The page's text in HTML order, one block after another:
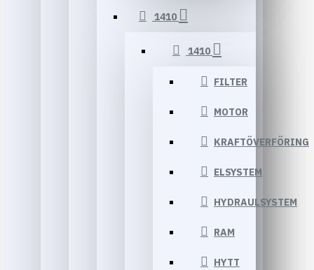
1410
1410
FILTER
MOTOR
KRAFTÖVERFÖRING
ELSYSTEM
HYDRAULSYSTEM
RAM
HYTT